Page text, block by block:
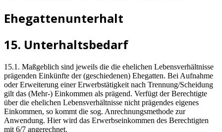
Ehegattenunterhalt
15. Unterhaltsbedarf
15.1. Maßgeblich sind jeweils die die ehelichen Lebensverhältnisse
prägenden Einkünfte der (geschiedenen) Ehegatten. Bei Aufnahme
oder Erweiterung einer Erwerbstätigkeit nach Trennung/Scheidung
gilt das (Mehr-) Einkommen als prägend. Verfügt der Berechtigte
über die ehelichen Lebensverhältnisse nicht prägendes eigenes
Einkommen, so kommt die sog. Anrechnungsmethode zur
Anwendung. Hier wird das Erwerbseinkommen des Berechtigten
mit 6/7 angerechnet.